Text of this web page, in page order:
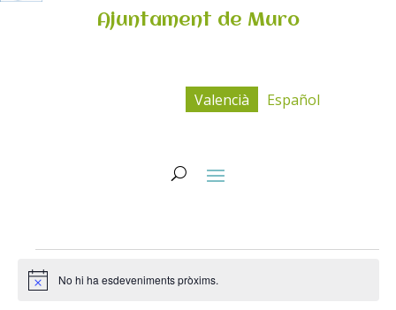
Ajuntament de Muro
Valencià Español
Esdeveniments
Avís No hi ha esdeveniments pròxims.